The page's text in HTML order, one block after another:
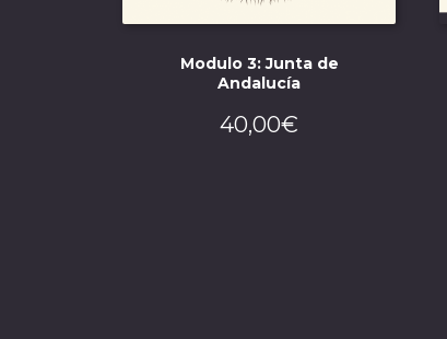
Modulo 3: Junta de
Andalucía
40,00€